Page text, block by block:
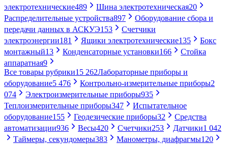
электротехнические489 Шина электротехническая20
Распределительные устройства897
Оборудование сбора и
передачи данных в АСКУЭ153
Счетчики
электроэнергии181 Ящики электротехнические135
Бокс
монтажный13 Конденсаторные установки166
Стойка
аппаратная9
Все товары рубрики15 262Лабораторные приборы и
оборудование5 476 Контрольно-измерительные приборы2
074
Электроизмерительные приборы935
Теплоизмерительные приборы347
Испытательное
оборудование155 Геодезические приборы32
Средства
автоматизации936 Весы420 Счетчики253 Датчики1 042
Таймеры, секундомеры383 Манометры, диафрагмы120